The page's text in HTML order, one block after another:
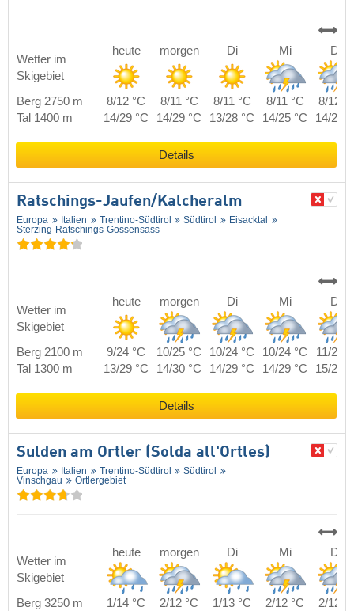
Wetter im
Skigebiet
heute morgen Di Mi Do
Berg 2750 m 8/12 °C 8/11 °C 8/11 °C 8/11 °C
8/12
Tal 1400 m
14/29 °C 14/29 °C 13/28 °C 14/25 °C 14/27
Details
Ratschings-Jaufen/​Kalcheralm
Europa Italien Trentino-Südtirol Südtirol
Eisacktal
Sterzing-Ratschings-Gossensass
Wetter im
Skigebiet
heute morgen Di Mi Do
Berg 2100 m 9/24 °C 10/25 °C 10/24 °C 10/24 °C
11/24
Tal 1300 m
13/29 °C 14/30 °C 14/29 °C 14/29 °C 15/29
Details
Sulden am Ortler (Solda all'Ortles)
Europa Italien Trentino-Südtirol
Südtirol
Vinschgau
Ortlergebiet
Wetter im
Skigebiet
heute morgen Di Mi Do
Berg 3250 m 1/14 °C 2/12 °C 1/13 °C 2/12 °C
2/12